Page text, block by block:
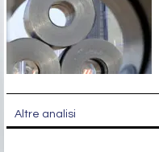
Altre analisi